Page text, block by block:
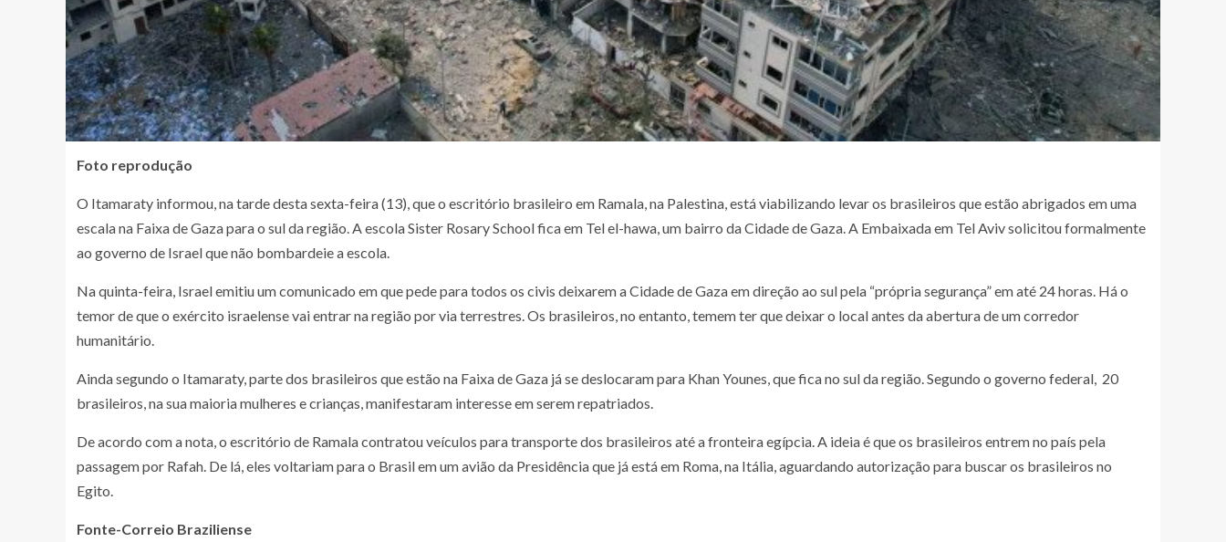
Foto reprodução
O Itamaraty informou, na tarde desta sexta-feira (13), que o escritório brasileiro em Ramala, na Palestina, está viabilizando levar os brasileiros que estão abrigados em uma
escala na Faixa de Gaza para o sul da região. A escola Sister Rosary School fica em Tel el-hawa, um bairro da Cidade de Gaza. A Embaixada em Tel Aviv solicitou formalmente
ao governo de Israel que não bombardeie a escola.
Na quinta-feira, Israel emitiu um comunicado em que pede para todos os civis deixarem a Cidade de Gaza em direção ao sul pela “própria segurança” em até 24 horas. Há o
temor de que o exército israelense vai entrar na região por via terrestres. Os brasileiros, no entanto, temem ter que deixar o local antes da abertura de um corredor
humanitário.
Ainda segundo o Itamaraty, parte dos brasileiros que estão na Faixa de Gaza já se deslocaram para Khan Younes, que fica no sul da região. Segundo o governo federal, 20
brasileiros, na sua maioria mulheres e crianças, manifestaram interesse em serem repatriados.
De acordo com a nota, o escritório de Ramala contratou veículos para transporte dos brasileiros até a fronteira egípcia. A ideia é que os brasileiros entrem no país pela
passagem por Rafah. De lá, eles voltariam para o Brasil em um avião da Presidência que já está em Roma, na Itália, aguardando autorização para buscar os brasileiros no
Egito.
Fonte-Correio Braziliense